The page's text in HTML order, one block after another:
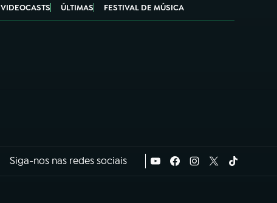
VIDEOCASTS ÚLTIMAS FESTIVAL DE MÚSICA
Siga-nos nas redes sociais